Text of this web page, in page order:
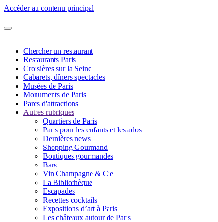
Accéder au contenu principal
Chercher un restaurant
Restaurants Paris
Croisières sur la Seine
Cabarets, dîners spectacles
Musées de Paris
Monuments de Paris
Parcs d'attractions
Autres rubriques
Quartiers de Paris
Paris pour les enfants et les ados
Dernières news
Shopping Gourmand
Boutiques gourmandes
Bars
Vin Champagne & Cie
La Bibliothèque
Escapades
Recettes cocktails
Expositions d’art à Paris
Les châteaux autour de Paris